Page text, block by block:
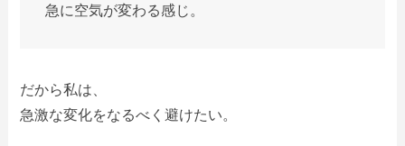
急に空気が変わる感じ。
だから私は、
急激な変化をなるべく避けたい。